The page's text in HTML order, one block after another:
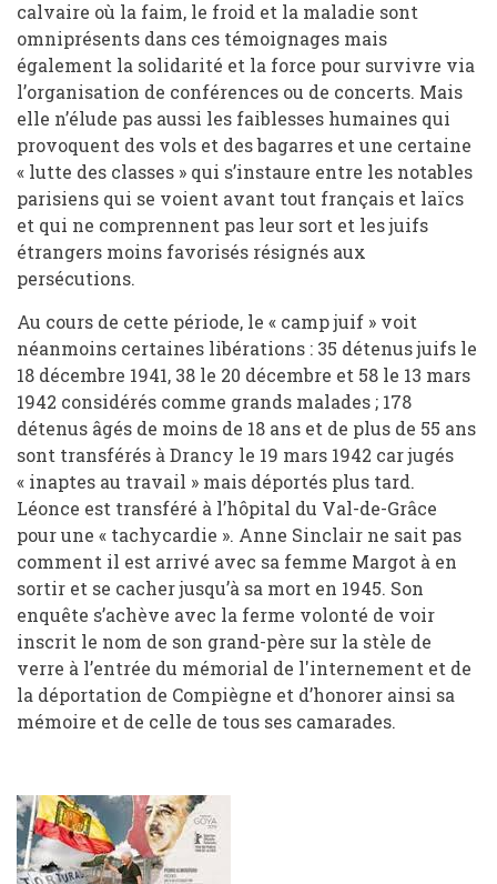
calvaire où la faim, le froid et la maladie sont
omniprésents dans ces témoignages mais
également la solidarité et la force pour survivre via
l’organisation de conférences ou de concerts. Mais
elle n’élude pas aussi les faiblesses humaines qui
provoquent des vols et des bagarres et une certaine
« lutte des classes » qui s’instaure entre les notables
parisiens qui se voient avant tout français et laïcs
et qui ne comprennent pas leur sort et les juifs
étrangers moins favorisés résignés aux
persécutions.
Au cours de cette période, le « camp juif » voit
néanmoins certaines libérations : 35 détenus juifs le
18 décembre 1941, 38 le 20 décembre et 58 le 13 mars
1942 considérés comme grands malades ; 178
détenus âgés de moins de 18 ans et de plus de 55 ans
sont transférés à Drancy le 19 mars 1942 car jugés
« inaptes au travail » mais déportés plus tard.
Léonce est transféré à l’hôpital du Val-de-Grâce
pour une « tachycardie ». Anne Sinclair ne sait pas
comment il est arrivé avec sa femme Margot à en
sortir et se cacher jusqu’à sa mort en 1945. Son
enquête s’achève avec la ferme volonté de voir
inscrit le nom de son grand-père sur la stèle de
verre à l’entrée du mémorial de l'internement et de
la déportation de Compiègne et d’honorer ainsi sa
mémoire et de celle de tous ses camarades.